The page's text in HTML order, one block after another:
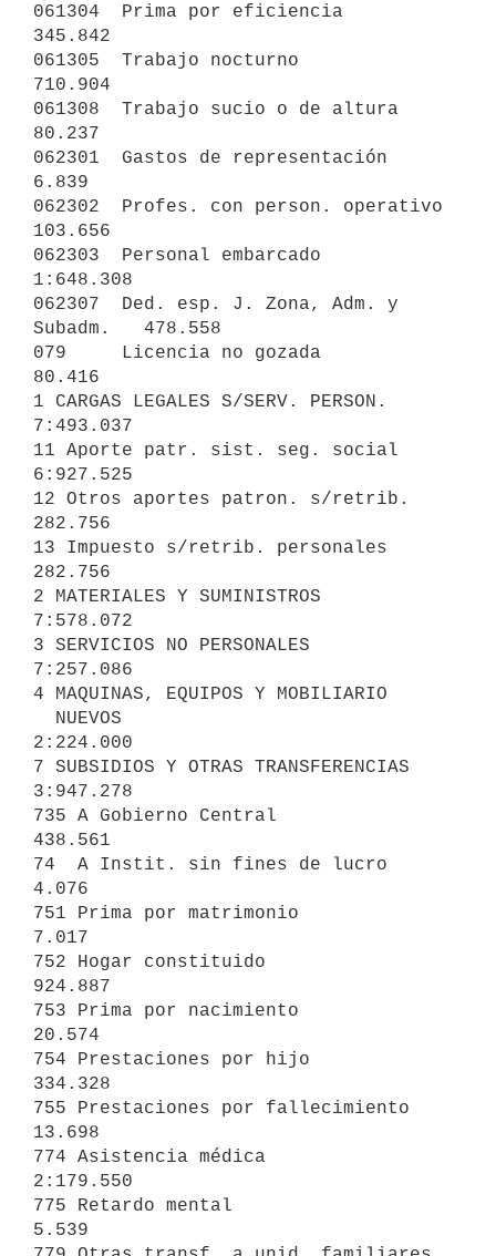
061304  Prima por eficiencia
345.842
061305  Trabajo nocturno
710.904
061308  Trabajo sucio o de altura
80.237
062301  Gastos de representación
6.839
062302  Profes. con person. operativo
103.656
062303  Personal embarcado
1:648.308
062307  Ded. esp. J. Zona, Adm. y
Subadm.   478.558
079     Licencia no gozada
80.416
1 CARGAS LEGALES S/SERV. PERSON.
7:493.037
11 Aporte patr. sist. seg. social
6:927.525
12 Otros aportes patron. s/retrib.
282.756
13 Impuesto s/retrib. personales
282.756
2 MATERIALES Y SUMINISTROS
7:578.072
3 SERVICIOS NO PERSONALES
7:257.086
4 MAQUINAS, EQUIPOS Y MOBILIARIO
2:224.000
7 SUBSIDIOS Y OTRAS TRANSFERENCIAS
3:947.278
735 A Gobierno Central
438.561
74  A Instit. sin fines de lucro
4.076
751 Prima por matrimonio
7.017
752 Hogar constituido
924.887
753 Prima por nacimiento
20.574
754 Prestaciones por hijo
334.328
755 Prestaciones por fallecimiento
13.698
774 Asistencia médica
2:179.550
775 Retardo mental
5.539